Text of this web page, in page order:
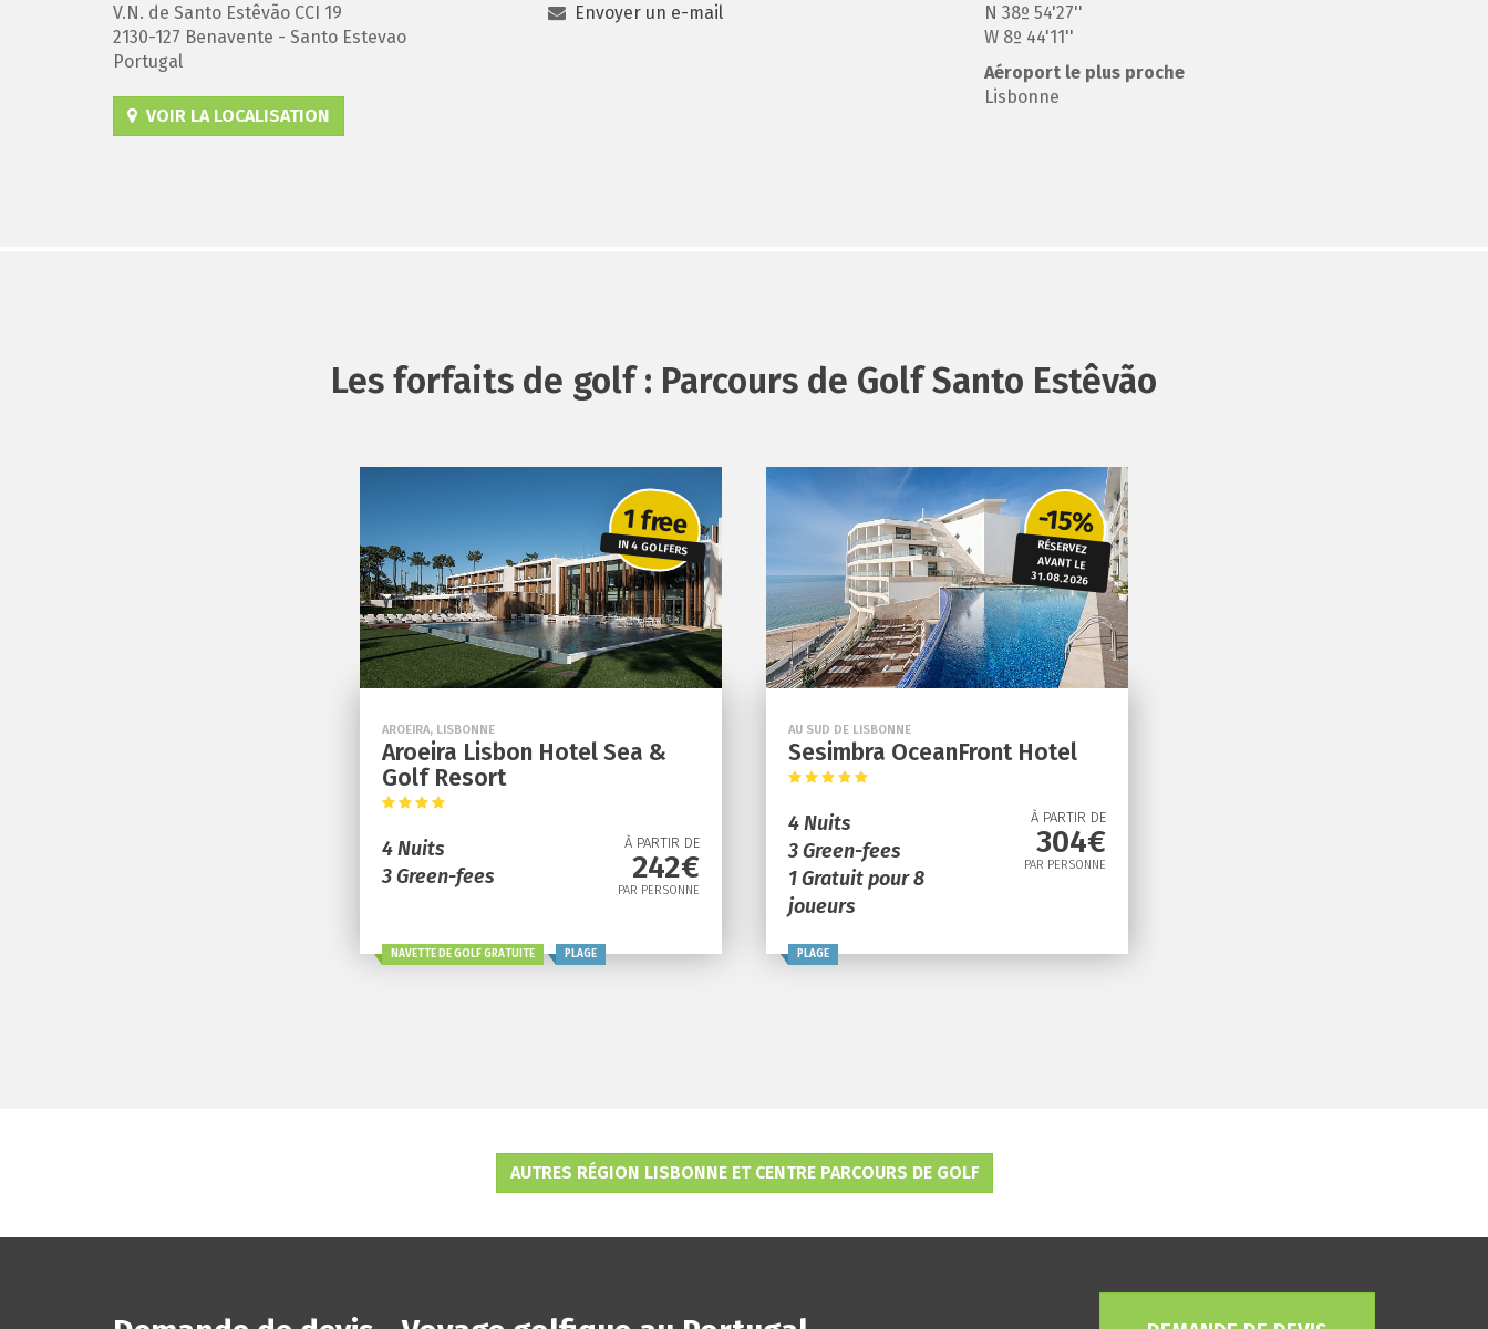
V.N. de Santo Estêvão CCI 19
2130-127 Benavente - Santo Estevao
Portugal
VOIR LA LOCALISATION
Envoyer un e-mail
N 38º 54'27''
W 8º 44'11''
Aéroport le plus proche
Lisbonne
Les forfaits de golf : Parcours de Golf Santo Estêvão
AROEIRA, LISBONNE
Aroeira Lisbon Hotel Sea &
Golf Resort
4 Nuits
3 Green-fees
À PARTIR DE
242€
PAR PERSONNE
NAVETTE DE GOLF GRATUITE PLAGE
1 free
IN 4 GOLFERS
AU SUD DE LISBONNE
Sesimbra OceanFront Hotel
4 Nuits
3 Green-fees
1 Gratuit pour 8
joueurs
À PARTIR DE
304€
PAR PERSONNE
PLAGE
-15%
RÉSERVEZ
AVANT LE
31.08.2026
AUTRES RÉGION LISBONNE ET CENTRE PARCOURS DE GOLF